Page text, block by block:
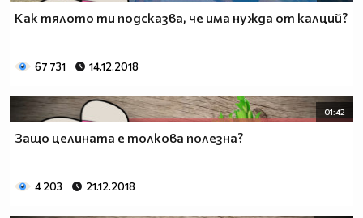
Как тялото ти подсказва, че има нужда от калций?
67 731 14.12.2018
01:42
Защо целината е толкова полезна?
4 203 21.12.2018